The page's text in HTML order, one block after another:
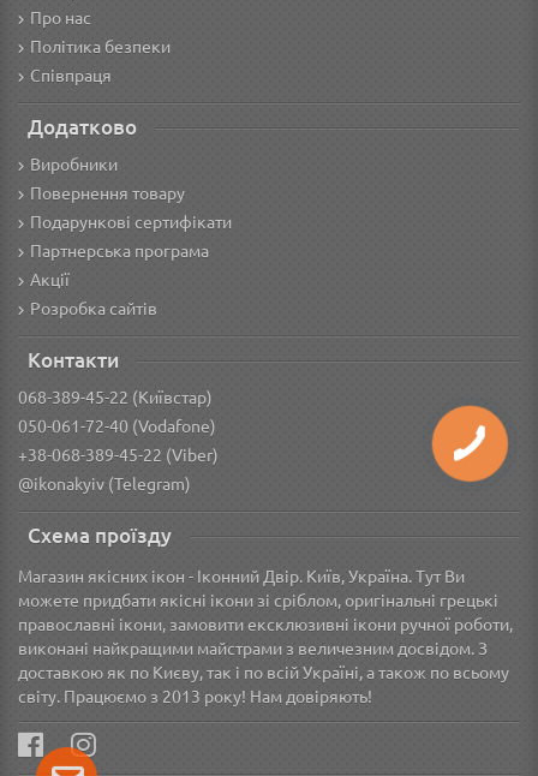
Про нас
Політика безпеки
Співпраця
Додатково
Виробники
Повернення товару
Подарункові сертифікати
Партнерська програма
Акції
Розробка сайтів
Контакти
068-389-45-22 (Київстар)
050-061-72-40 (Vodafone)
+38-068-389-45-22 (Viber)
@ikonakyiv (Telegram)
Схема проїзду
Магазин якісних ікон - Іконний Двір. Київ, Україна. Тут Ви
можете придбати якісні ікони зі сріблом, оригінальні грецькі
православні ікони, замовити ексклюзивні ікони ручної роботи,
виконані найкращими майстрами з величезним досвідом. З
доставкою як по Києву, так і по всій Україні, а також по всьому
світу. Працюємо з 2013 року! Нам довіряють!